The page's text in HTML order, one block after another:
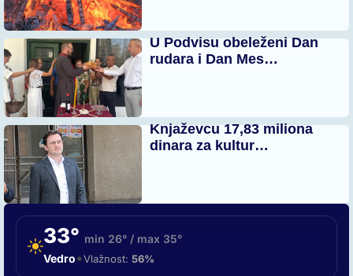
U Podvisu obeleženi Dan
rudara i Dan Mes…
Knjaževcu 17,83 miliona
dinara za kultur…
33° min 26° / max 35°
Vedro•Vlažnost: 56%